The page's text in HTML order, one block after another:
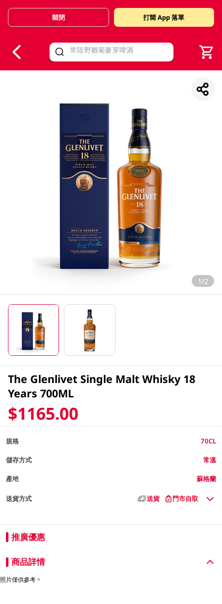
Valid Until 30 June 2026
關閉 打開 App 落單
1/2
The Glenlivet Single Malt Whisky 18
Years 700ML
$1165.00
規格 70CL
儲存方式 常溫
產地 蘇格蘭
送貨方式 送貨 門市自取
推廣優惠
商品詳情
照片僅供參考。